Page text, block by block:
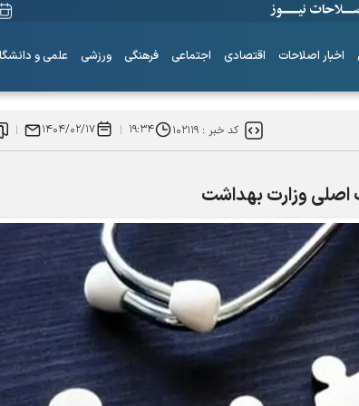
اخبار اصلاحات اقتصادی اجتماعی فرهنگی ورزشی علمی و
کد خبر :۱۰۲۱۱۹ ۱۹:۳۴ ۱۴۰۴/۰۲/۱۷
اصلی وزارت بهداشت
ساز‌های همیشه ناکوک!